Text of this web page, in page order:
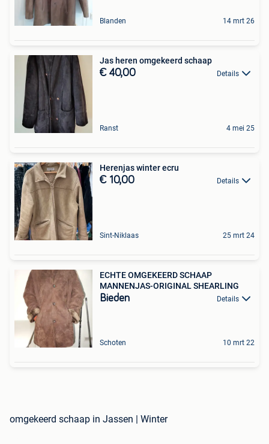
Blanden 14 mrt 26
Jas heren omgekeerd schaap
€ 40,00 Details
Ranst 4 mei 25
Herenjas winter ecru
€ 10,00 Details
Sint-Niklaas 25 mrt 24
ECHTE OMGEKEERD SCHAAP
MANNENJAS-ORIGINAL SHEARLING
Bieden Details
Schoten 10 mrt 22
omgekeerd schaap in Jassen | Winter